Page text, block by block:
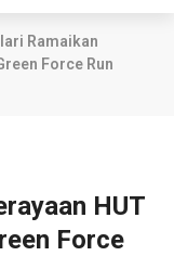
Ramaikan
Force Run
HUT
Force